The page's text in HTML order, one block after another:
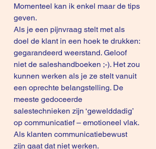
Momenteel kan ik enkel maar de tips
geven.
Als je een pijnvraag stelt met als
doel de klant in een hoek te drukken:
gegarandeerd weerstand. Geloof
niet de saleshandboeken ;-). Het zou
kunnen werken als je ze stelt vanuit
een oprechte belangstelling. De
meeste gedoceerde
salestechnieken zijn ‘gewelddadig’
op communicatief – emotioneel vlak.
Als klanten communicatiebewust
zijn gaat dat niet werken.